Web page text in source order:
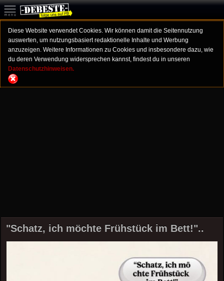
Diese Website verwendet Cookies. Wir können damit die Seitennutzung
auswerten, um nutzungsbasiert redaktionelle Inhalte und Werbung
anzuzeigen. Weitere Informationen zu Cookies und insbesondere dazu, wie
du deren Verwendung widersprechen kannst, findest du in unseren
Datenschutzhinweisen.
"Schatz, ich möchte Frühstück im Bett!"..